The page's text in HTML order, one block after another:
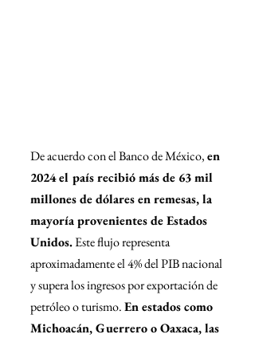
De acuerdo con el Banco de México, en
2024 el país recibió más de 63 mil
millones de dólares en remesas, la
mayoría provenientes de Estados
Unidos. Este flujo representa
aproximadamente el 4% del PIB nacional
y supera los ingresos por exportación de
petróleo o turismo. En estados como
Michoacán, Guerrero o Oaxaca, las